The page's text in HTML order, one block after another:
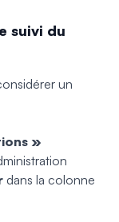
suivi du
un
»
dans la colonne